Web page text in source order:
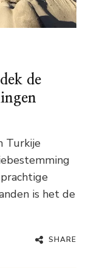
de
Turkije
is het de
SHARE